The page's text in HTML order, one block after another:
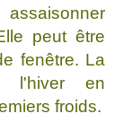
peut être
fenêtre. La
l'hiver en
froids.